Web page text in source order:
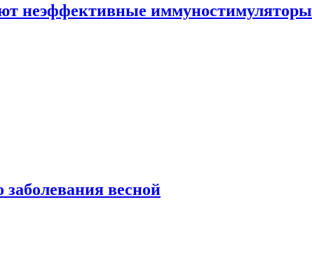
неэффективные иммуностимуляторы
весной